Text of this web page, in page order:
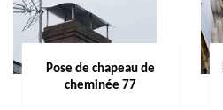
Pose de chapeau de
cheminée 77